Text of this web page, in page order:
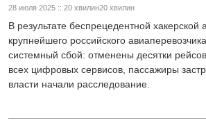
28 июля 2025 :: 20 хвилин20 хвилин
В результате беспрецедентной хакерской
крупнейшего российского
системный сбой: отменены десятки
всех цифровых сервисов, пассажиры
власти начали расследование.